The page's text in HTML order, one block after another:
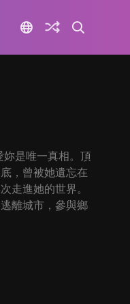
是唯一真相。頂
，曾被她遺忘在
走進她的世界。
離城市，參與鄉